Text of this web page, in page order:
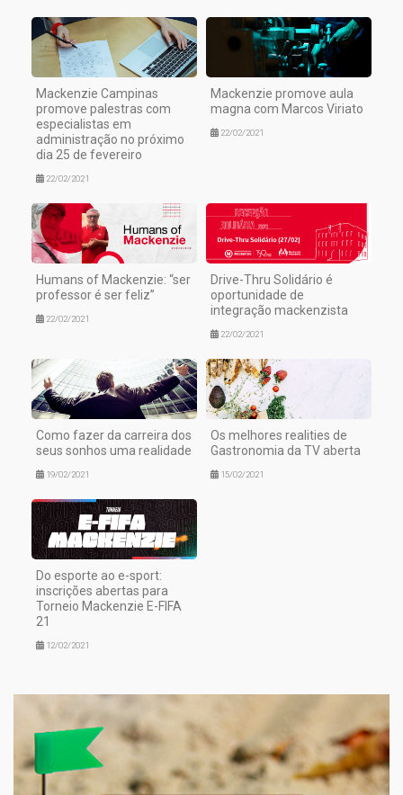
Mackenzie Campinas
promove palestras com
especialistas em
administração no próximo
dia 25 de fevereiro
22/02/2021
Mackenzie promove aula
magna com Marcos Viriato
22/02/2021
Humans of Mackenzie: “ser
professor é ser feliz”
22/02/2021
Drive-Thru Solidário é
oportunidade de
integração mackenzista
22/02/2021
Como fazer da carreira dos
seus sonhos uma realidade
19/02/2021
Os melhores realities de
Gastronomia da TV aberta
15/02/2021
Do esporte ao e-sport:
inscrições abertas para
Torneio Mackenzie E-FIFA
21
12/02/2021